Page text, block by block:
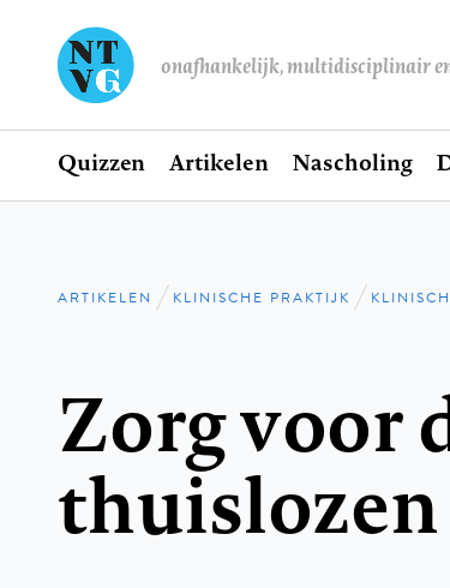
onafhankelijk, multidisciplinair
Hoofdnavigatie
Home
Quizzen Artikelen Nascholing
Kruimelpad
ARTIKELEN KLINISCHE PRAKTIJK
Zorg voor
thuislozen